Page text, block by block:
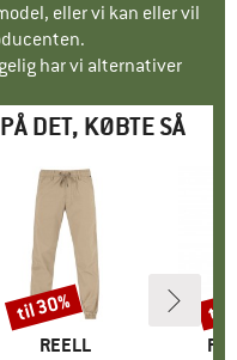
eller vi kan eller vil
har vi alternativer
DET, KØBTE SÅ
MÆRKE
REELL
Rabat
til 30% til